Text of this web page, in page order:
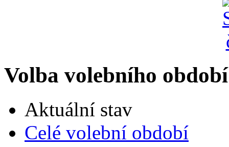
Volba volebního období
Aktuální stav
Celé volební období